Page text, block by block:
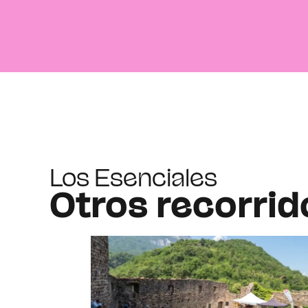
Los Esenciales
Otros